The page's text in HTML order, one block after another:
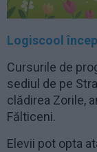
Logiscool
Cursurile de
sediul de pe
clădirea Zorile,
Fălticeni.
Elevii pot opta